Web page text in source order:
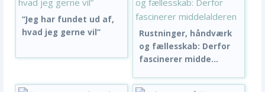
“Jeg har fundet ud af,
hvad jeg gerne vil”
Rustninger, håndværk
og fællesskab: Derfor
fascinerer midde...